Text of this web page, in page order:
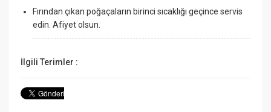
Fırından çıkan poğaçaların birinci sıcaklığı geçince servis
edin. Afiyet olsun.
İlgili Terimler :